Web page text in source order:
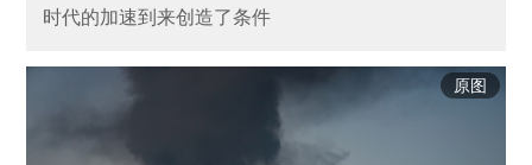
时代的加速到来创造了条件
原图